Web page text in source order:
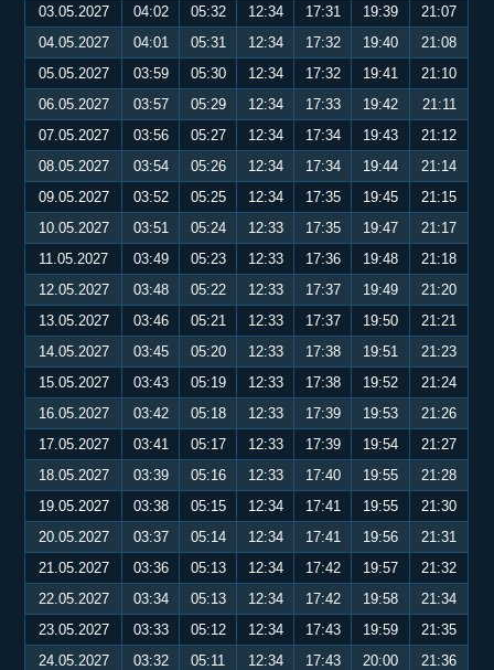
03.05.2027
04:02 05:32 12:34 17:31 19:39
21:07
04.05.2027
04:01 05:31 12:34 17:32 19:40
21:08
05.05.2027
03:59 05:30 12:34 17:32 19:41
21:10
06.05.2027
03:57 05:29 12:34 17:33 19:42
21:11
07.05.2027
03:56 05:27 12:34 17:34 19:43
21:12
08.05.2027
03:54 05:26 12:34 17:34 19:44
21:14
09.05.2027
03:52 05:25 12:34 17:35 19:45
21:15
10.05.2027
03:51 05:24 12:33 17:35 19:47
21:17
11.05.2027
03:49 05:23 12:33 17:36 19:48
21:18
12.05.2027
03:48 05:22 12:33 17:37 19:49
21:20
13.05.2027
03:46 05:21 12:33 17:37 19:50
21:21
14.05.2027
03:45 05:20 12:33 17:38 19:51
21:23
15.05.2027
03:43 05:19 12:33 17:38 19:52
21:24
16.05.2027
03:42 05:18 12:33 17:39 19:53
21:26
17.05.2027
03:41 05:17 12:33 17:39 19:54
21:27
18.05.2027
03:39 05:16 12:33 17:40 19:55
21:28
19.05.2027
03:38 05:15 12:34 17:41 19:55
21:30
20.05.2027
03:37 05:14 12:34 17:41 19:56
21:31
21.05.2027
03:36 05:13 12:34 17:42 19:57
21:32
22.05.2027
03:34 05:13 12:34 17:42 19:58
21:34
23.05.2027
03:33 05:12 12:34 17:43 19:59
21:35
24.05.2027
03:32 05:11 12:34 17:43 20:00
21:36